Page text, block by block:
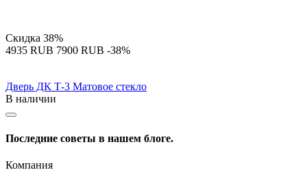
Скидка 38%
‍4935‍ RUB ‍7900‍ RUB -38%
Дверь ДК Т-3 Матовое стекло
В наличии
Последние советы в нашем блоге.
Компания